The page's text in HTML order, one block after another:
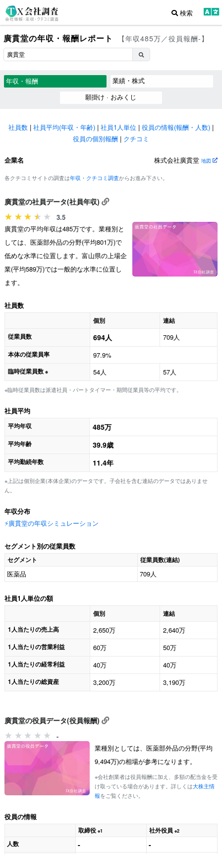
検索
廣貫堂の年収・報酬レポート 【年収485万／役員報酬-】
年収・報酬
業績・株式
願掛け · おみくじ
社員数 | 社員平均(年収・年齢) | 社員1人単位 | 役員の情報(報酬・人数) |
役員の個別報酬 | クチコミ
企業名 株式会社廣貫堂 地図
各クチコミサイトの調査は年収・クチコミ調査からお進み下さい。
廣貫堂の社員データ(社員年収)
3.5
廣貫堂の平均年収は485万です。業種別と
しては、医薬部外品の分野(平均801万)で
低めな水準に位置します。富山県の上場企
業(平均589万)では一般的な水準に位置し
ます。
社員数
個別
連結
従業員数
694人 709人
本体の従業員率 97.9%
臨時従業員数 ※ 54人 57人
※臨時従業員数は派遣社員・パートタイマー・期間従業員等の平均です。
社員平均
平均年収 485万
平均年齢 39.9歳
平均勤続年数 11.4年
※上記は個別企業(本体企業)のデータです。子会社を含む連結のデータではありませ
ん。
年収分布
⚡️廣貫堂の年収シミュレーション
セグメント別の従業員数
セグメント 従業員数(連結)
医薬品 709人
社員1人単位の額
個別
連結
1人当たりの売上高
2,650万 2,640万
1人当たりの営業利益 60万 50万
1人当たりの経常利益 40万 40万
1人当たりの総資産 3,200万 3,190万
廣貫堂の役員データ(役員報酬)
-
業種別としては、医薬部外品の分野(平均
9,494万)の相場が参考になります。
※会社創業者は役員報酬に加え、多額の配当金を受
け取っている場合があります。詳しくは大株主情
報をご覧ください。
役員の情報
取締役 ※1 社外役員 ※2
人数 - -